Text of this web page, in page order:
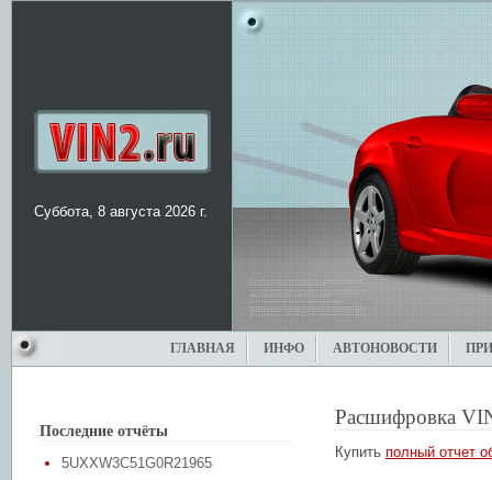
Суббота, 8 августа 2026 г.
ГЛАВНАЯ ИНФО АВТОНОВОСТИ
Последние отчёты
5UXXW3C51G0R21965
Расшифровка
Купить полный отчет